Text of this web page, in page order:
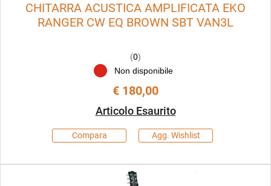
CHITARRA ACUSTICA AMPLIFICATA EKO
RANGER CW EQ BROWN SBT VAN3L
(0)
Non disponibile
€ 180,00
Articolo Esaurito
Compara Agg. Wishlist